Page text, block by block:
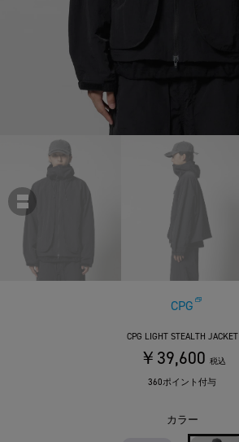
CPG
CPG LIGHT STEALTH JACKET
￥39,600 税込
360ポイント付与
カラー